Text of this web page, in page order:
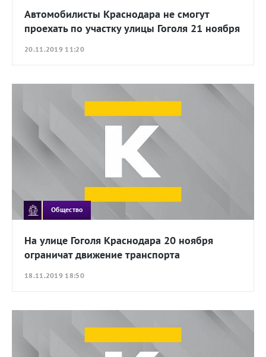
Автомобилисты Краснодара не смогут
проехать по участку улицы Гоголя 21 ноября
20.11.2019 11:20
Общество
На улице Гоголя Краснодара 20 ноября
ограничат движение транспорта
18.11.2019 18:50